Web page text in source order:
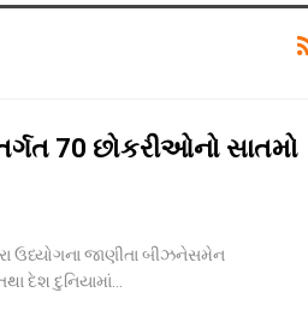
70 છોકરીઓનો સાતમો
ઉધ્યોગના જાણીતા બીઝનેસમેન
દેશ દુનિયામાં…